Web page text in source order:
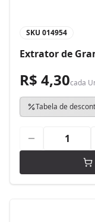
SKU 014954
Extrator de
R$ 4,30cada
Tabela de